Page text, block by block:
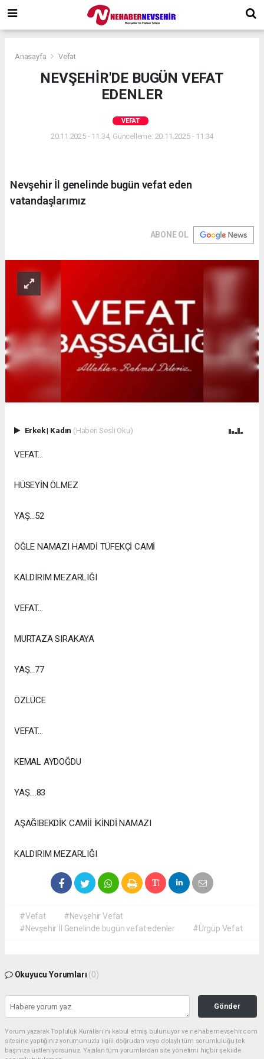
Anasayfa Vefat
NEVŞEHİR'DE BUGÜN VEFAT
EDENLER
VEFAT
20.11.2025 - 11:34, Güncelleme: 20.11.2025 - 11:34
Nevşehir İl genelinde bugün vefat eden
vatandaşlarımız
ABONE OL
Erkek| Kadın (Haberi Sesli Oku)
VEFAT...
HÜSEYİN ÖLMEZ
YAŞ...52
ÖĞLE NAMAZI HAMDİ TÜFEKÇİ CAMİ
KALDIRIM MEZARLIĞI
VEFAT...
MURTAZA SIRAKAYA
YAŞ...77
ÖZLÜCE
VEFAT...
KEMAL AYDOĞDU
YAŞ....83
AŞAĞIBEKDİK CAMİİ İKİNDİ NAMAZI
KALDIRIM MEZARLIĞI
#Vefat
#Nevşehir Vefat
#Nevşehir İl Genelinde bugün vefat edenler
#Ürgüp Vefat
Okuyucu Yorumları (0)
Gönder
Yorum yazarak Topluluk Kuralları’nı kabul etmiş bulunuyor ve nehabernevsehir.com
sitesine yaptığınız yorumunuzla ilgili doğrudan veya dolaylı tüm sorumluluğu tek
başınıza üstleniyorsunuz. Yazılan tüm yorumlardan site yönetimi hiçbir şekilde